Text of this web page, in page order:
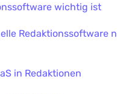
wichtig ist
Redaktionssoftware
in Redaktionen